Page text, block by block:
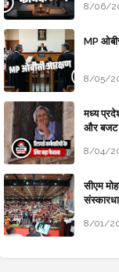
8/06/
MP
8/05/
मध्य
और बजट
8/04/
सीएम
8/01/